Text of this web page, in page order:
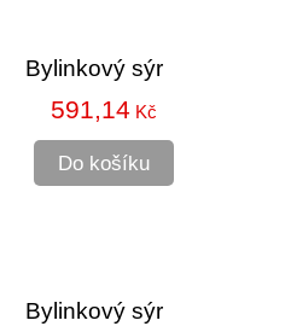
Bylinkový sýr
591,14 Kč
Do košíku
Bylinkový sýr